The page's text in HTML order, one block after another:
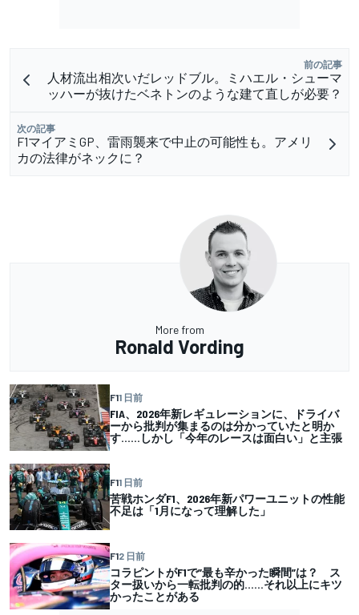
前の記事
人材流出相次いだレッドブル。ミハエル・シューマ
ッハーが抜けたベネトンのような建て直しが必要？
次の記事
F1マイアミGP、雷雨襲来で中止の可能性も。アメリ
カの法律がネックに？
More from
Ronald Vording
F11 日前
FIA、2026年新レギュレーションに、ドライバ
ーから批判が集まるのは分かっていたと明か
す……しかし「今年のレースは面白い」と主張
F11 日前
苦戦ホンダF1、2026年新パワーユニットの性能
不足は「1月になって理解した」
F12 日前
コラピントがF1で”最も辛かった瞬間”は？ ス
ター扱いから一転批判の的……それ以上にキツ
かったことがある